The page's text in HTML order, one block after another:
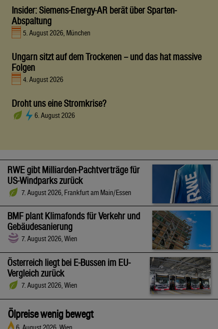
Insider: Siemens-Energy-AR berät über Sparten-
Abspaltung
5. August 2026, München
Ungarn sitzt auf dem Trockenen – und das hat massive
Folgen
4. August 2026
Droht uns eine Stromkrise?
6. August 2026
RWE gibt Milliarden-Pachtverträge für
US-Windparks zurück
7. August 2026, Frankfurt am Main/Essen
BMF plant Klimafonds für Verkehr und
Gebäudesanierung
7. August 2026, Wien
Österreich liegt bei E-Bussen im EU-
Vergleich zurück
7. August 2026, Wien
Ölpreise wenig bewegt